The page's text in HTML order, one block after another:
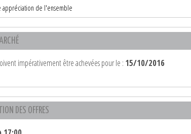
appréciation de l'ensemble
impérativement être achevées pour le : 15/10/2016
DES OFFRES